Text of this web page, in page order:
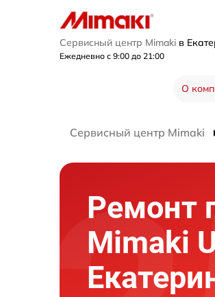
Сервисный центр Mimaki в
Ежедневно с 9:00 до 21:00
О
Сервисный центр Mimaki
Ремонт
Mimaki